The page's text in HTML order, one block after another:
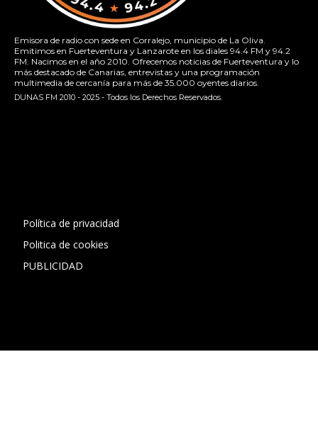
Emisora de radio con sede en Corralejo, municipio de La Oliva.
Emitimos en Fuerteventura y Lanzarote en los diales 94.4 FM y 94.2
FM. Nacimos en el año 2010. Ofrecemos noticias de Fuerteventura y lo
más destacado de Canarias, entrevistas y una programación
multimedia de cercanía para más de 35.000 oyentes diarios.
DUNAS FM 2010 - 2025 - Todos los Derechos Reservados.
Política de privacidad
Politica de cookies
PUBLICIDAD